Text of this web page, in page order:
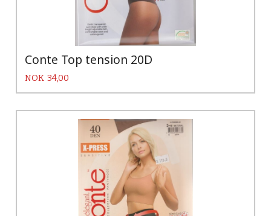
Conte Top tension 20D
Pris
NOK 34,00